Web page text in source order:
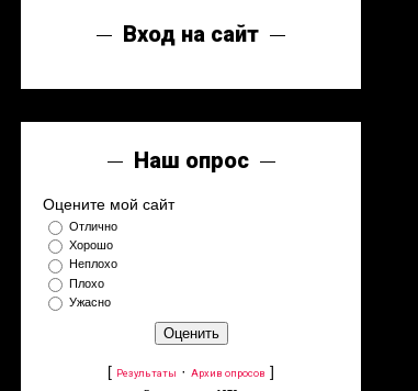
Вход на сайт
Наш опрос
Оцените мой сайт
Отлично
Хорошо
Неплохо
Плохо
Ужасно
[ Результаты · Архив опросов ]